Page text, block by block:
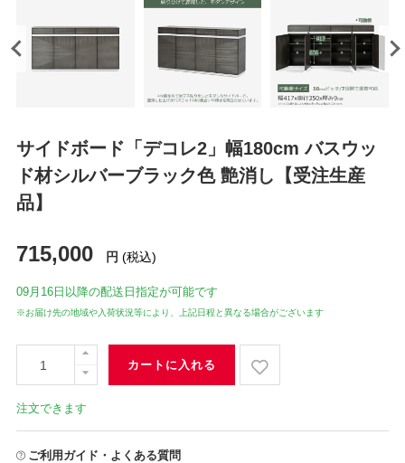
サイドボード「デコレ2」幅180cm バスウッ
ド材シルバーブラック色 艶消し【受注生産
品】
715,000 円 (税込)
09月16日 以降の配送日指定が可能です
※お届け先の地域や入荷状況等により、上記日程と異なる場合がございます
カートに入れる
注文できます
ご利用ガイド・よくある質問